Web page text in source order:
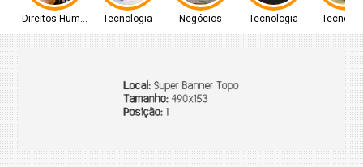
Direitos Humanos Tecnologia Negócios Tecnologia